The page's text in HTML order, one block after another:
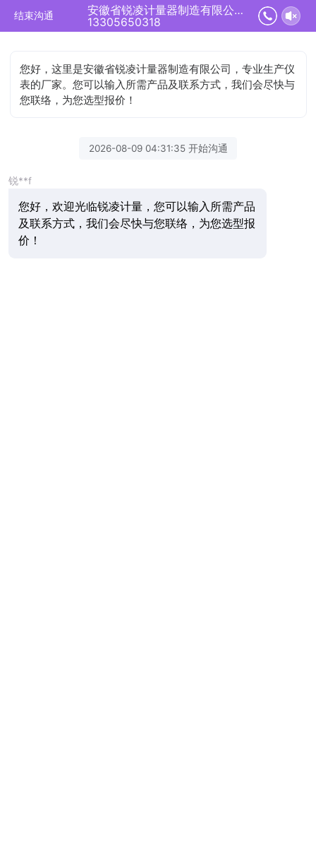
结束沟通
安徽省锐凌计量器制造有限公司正在为您服务
13305650318
您好，这里是安徽省锐凌计量器制造有限公司，专业生产仪
表的厂家。您可以输入所需产品及联系方式，我们会尽快与
您联络，为您选型报价！
2026-08-09 04:31:35 开始沟通
锐**f
您好，欢迎光临锐凌计量，您可以输入所需产品
及联系方式，我们会尽快与您联络，为您选型报
价！